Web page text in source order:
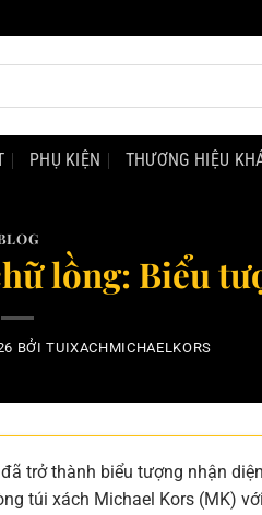
PHỤ KIỆN THƯƠNG HIỆU
lồng: Biểu
BỞITUIXACHMICHAELKORS
trở thành biểu tượng nhận
túi xách Michael Kors (MK)